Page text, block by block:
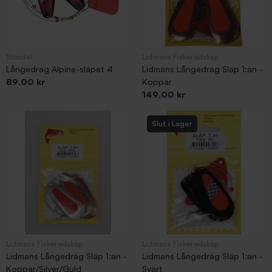
Långedrag Alpine-släpet 4
Pris
89,00 kr
Lidmans Långedrag Släp 1:an -
Koppar
Pris
149,00 kr
Lidmans Långedrag Släp 1:an -
Koppar/Silver/Guld
Slut i Lager
Lidmans Långedrag Släp 1:an -
Svart